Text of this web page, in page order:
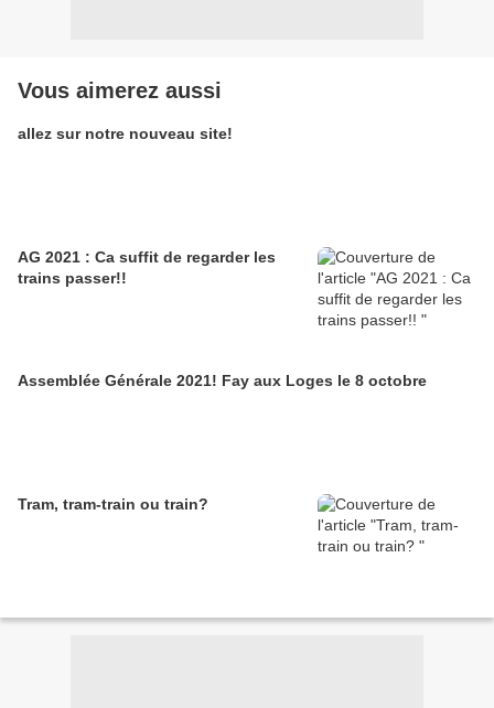
Vous aimerez aussi
allez sur notre nouveau site!
AG 2021 : Ca suffit de regarder les
trains passer!!
Assemblée Générale 2021! Fay aux Loges le 8 octobre
Tram, tram-train ou train?